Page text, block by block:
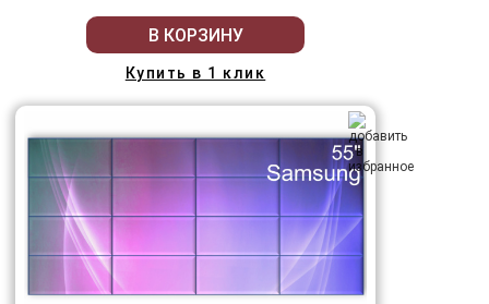
В КОРЗИНУ
Купить в 1 клик